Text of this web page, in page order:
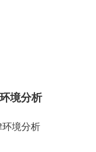
境分析
境分析